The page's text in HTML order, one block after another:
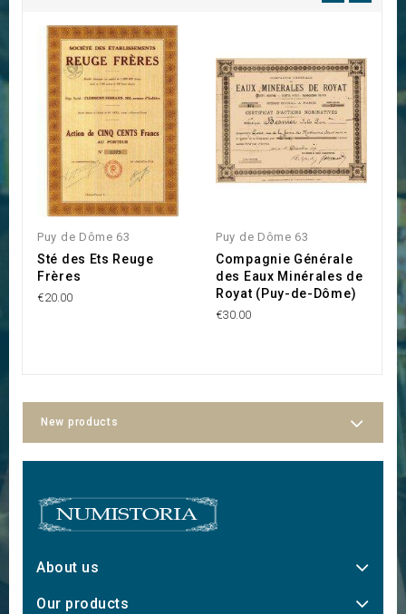
Puy de Dôme 63
Sté des Ets Reuge
Frères
€20.00
Puy de Dôme 63
Compagnie Générale
des Eaux Minérales de
Royat (Puy-de-Dôme)
€30.00
New products
About us
Our products